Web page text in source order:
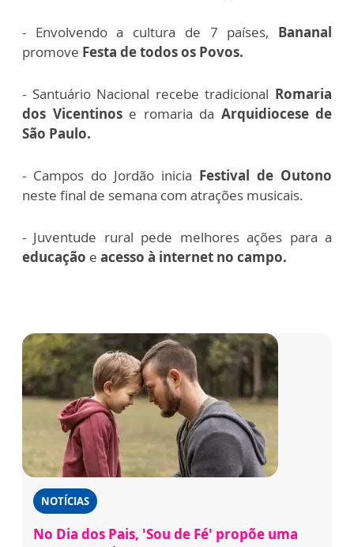
- Envolvendo a cultura de 7 países, Bananal
promove Festa de todos os Povos.
- Santuário Nacional recebe tradicional Romaria
dos Vicentinose romaria da Arquidiocese de
São Paulo.
- Campos do Jordão inicia Festival de Outono
neste final de semana com atrações musicais.
- Juventude rural pede melhores ações para a
educação e acesso à internet no campo.
NOTÍCIAS
No Dia dos Pais, 'Sou de Fé' propõe uma